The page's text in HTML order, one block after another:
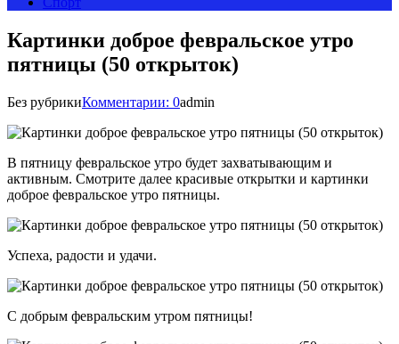
Картинки доброе февральское утро
пятницы (50 открыток)
Без рубрикиКомментарии: 0admin
В пятницу февральское утро будет захватывающим и
активным. Смотрите далее красивые открытки и картинки
доброе февральское утро пятницы.
Успеха, радости и удачи.
С добрым февральским утром пятницы!